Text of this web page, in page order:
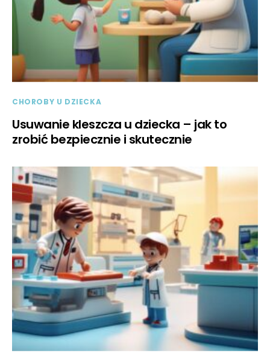
CHOROBY U DZIECKA
Usuwanie kleszcza u dziecka – jak to
zrobić bezpiecznie i skutecznie